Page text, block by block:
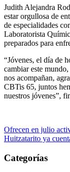
Judith Alejandra
estar orgullosa de
de especialidades
Laboratorista
preparados para
“Jóvenes, el día de
cambiar este
nos acompañan,
CBTis 65, juntos
nuestros jóvenes”,
Navegación
de
entradas
Ofrecen en julio
Huitzatarito ya
Categorías